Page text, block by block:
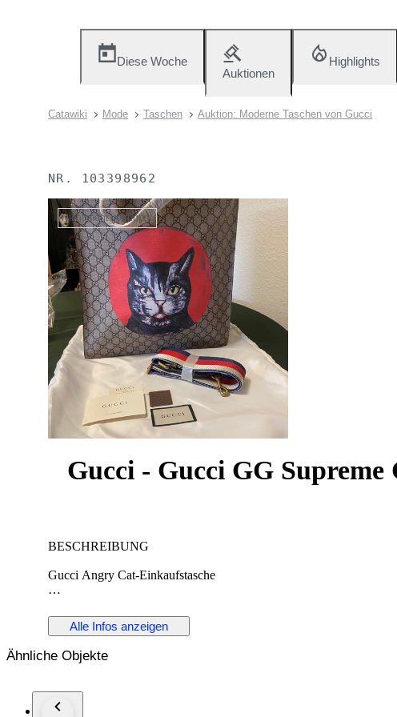
Diese Woche
Auktionen
Highlights
Catawiki Mode Taschen Auktion: Moderne Taschen von Gucci
NR. 103398962
Nicht mehr verfügbar
Gucci - Gucci GG Supreme
BESCHREIBUNG
Gucci Angry Cat-Einkaufstasche
DETAILS
Kategorie:Damen
Unterkategorie:Handtaschen
Modell:Bestiary tote
Zustand:Sehr guter ZustandMehr anzeigen...
Alle Infos anzeigen
Ähnliche Objekte